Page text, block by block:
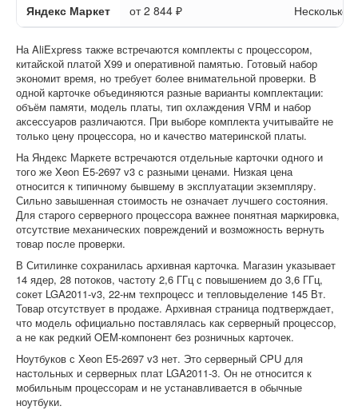
Яндекс Маркет от 2 844 ₽ Несколько
На AliExpress также встречаются комплекты с процессором,
китайской платой X99 и оперативной памятью. Готовый набор
экономит время, но требует более внимательной проверки. В
одной карточке объединяются разные варианты комплектации:
объём памяти, модель платы, тип охлаждения VRM и набор
аксессуаров различаются. При выборе комплекта учитывайте не
только цену процессора, но и качество материнской платы.
На Яндекс Маркете встречаются отдельные карточки одного и
того же Xeon E5-2697 v3 с разными ценами. Низкая цена
относится к типичному бывшему в эксплуатации экземпляру.
Сильно завышенная стоимость не означает лучшего состояния.
Для старого серверного процессора важнее понятная маркировка,
отсутствие механических повреждений и возможность вернуть
товар после проверки.
В Ситилинке сохранилась архивная карточка. Магазин указывает
14 ядер, 28 потоков, частоту 2,6 ГГц с повышением до 3,6 ГГц,
сокет LGA2011-v3, 22-нм техпроцесс и тепловыделение 145 Вт.
Товар отсутствует в продаже. Архивная страница подтверждает,
что модель официально поставлялась как серверный процессор,
а не как редкий OEM-компонент без розничных карточек.
Ноутбуков с Xeon E5-2697 v3 нет. Это серверный CPU для
настольных и серверных плат LGA2011-3. Он не относится к
мобильным процессорам и не устанавливается в обычные
ноутбуки.